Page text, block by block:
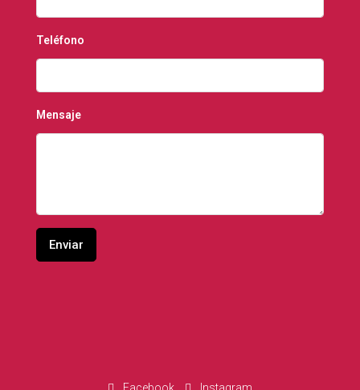
Teléfono
Mensaje
Facebook Instagram